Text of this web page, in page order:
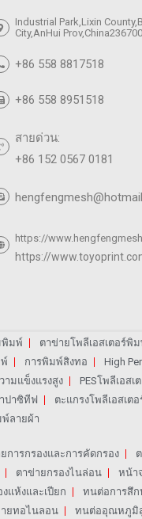
Industrial Park,Lixin
City,AnHui Prov,China236700
+86 558 8817518
+86 558 8951518
สายด่วน:
+86 152 0567 0181
https://
https://
พิมพ์ ตาข่ายโพลีเอสเตอร์พิ
การพิมพ์สิงทอ High
ามแข็งแรงสูง PESโพลีเอสเ
ปาซิทีฟ ตะแกรงโพลีเอสเ
ลายผ้า
การกรองและการคัดกรอง
ตาข่ายกรองไนล่อน หน้า
งแห้งและเปียก ทนต่อการสึก
ยทอไนลอน ทนต่ออุณหภูมิ